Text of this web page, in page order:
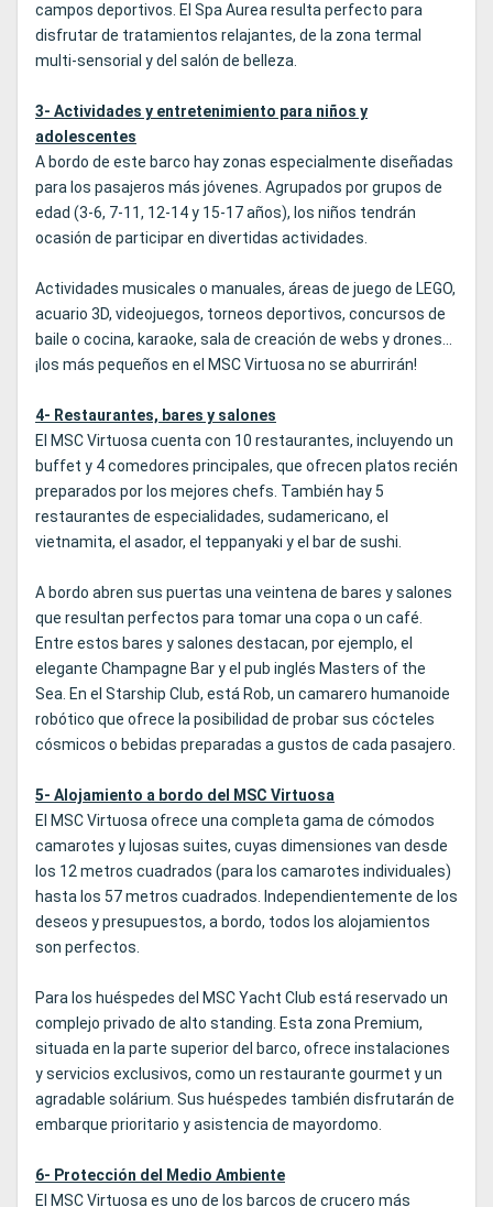
campos deportivos. El Spa Aurea resulta perfecto para
disfrutar de tratamientos relajantes, de la zona termal
multi-sensorial y del salón de belleza.
3- Actividades y entretenimiento para niños y
adolescentes
A bordo de este barco hay zonas especialmente diseñadas
para los pasajeros más jóvenes. Agrupados por grupos de
edad (3-6, 7-11, 12-14 y 15-17 años), los niños tendrán
ocasión de participar en divertidas actividades.
Actividades musicales o manuales, áreas de juego de LEGO,
acuario 3D, videojuegos, torneos deportivos, concursos de
baile o cocina, karaoke, sala de creación de webs y drones...
¡los más pequeños en el MSC Virtuosa no se aburrirán!
4- Restaurantes, bares y salones
El MSC Virtuosa cuenta con 10 restaurantes, incluyendo un
buffet y 4 comedores principales, que ofrecen platos recién
preparados por los mejores chefs. También hay 5
restaurantes de especialidades, sudamericano, el
vietnamita, el asador, el teppanyaki y el bar de sushi.
A bordo abren sus puertas una veintena de bares y salones
que resultan perfectos para tomar una copa o un café.
Entre estos bares y salones destacan, por ejemplo, el
elegante Champagne Bar y el pub inglés Masters of the
Sea. En el Starship Club, está Rob, un camarero humanoide
robótico que ofrece la posibilidad de probar sus cócteles
cósmicos o bebidas preparadas a gustos de cada pasajero.
5- Alojamiento a bordo del MSC Virtuosa
El MSC Virtuosa ofrece una completa gama de cómodos
camarotes y lujosas suites, cuyas dimensiones van desde
los 12 metros cuadrados (para los camarotes individuales)
hasta los 57 metros cuadrados. Independientemente de los
deseos y presupuestos, a bordo, todos los alojamientos
son perfectos.
Para los huéspedes del MSC Yacht Club está reservado un
complejo privado de alto standing. Esta zona Premium,
situada en la parte superior del barco, ofrece instalaciones
y servicios exclusivos, como un restaurante gourmet y un
agradable solárium. Sus huéspedes también disfrutarán de
embarque prioritario y asistencia de mayordomo.
6- Protección del Medio Ambiente
El MSC Virtuosa es uno de los barcos de crucero más